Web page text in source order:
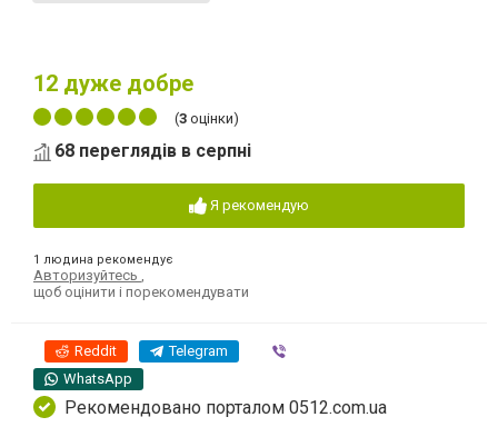
12 дуже добре
(3 оцінки)
68 переглядів в серпні
Я рекомендую
1 людина рекомендує
Авторизуйтесь ,
щоб оцінити і порекомендувати
Reddit Telegram
WhatsApp
Рекомендовано порталом 0512.com.ua